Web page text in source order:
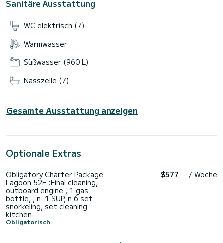
Sanitäre Ausstattung
WC elektrisch (7)
Warmwasser
Süßwasser (960 L)
Nasszelle (7)
Gesamte Ausstattung anzeigen
Optionale Extras
Obligatory Charter Package
Lagoon 52F :Final cleaning,
outboard engine , 1 gas
bottle, , n. 1 SUP, n.6 set
snorkeling, set cleaning
kitchen
Obligatorisch
$577 / Woche